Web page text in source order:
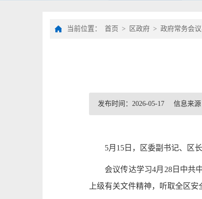
当前位置： 首页 > 区政府 > 政府常务会
发布时间：2026-05-17 信息来
5月15日，区委副书记、区
会议传达学习4月28日中共
上级有关文件精神，听取全区